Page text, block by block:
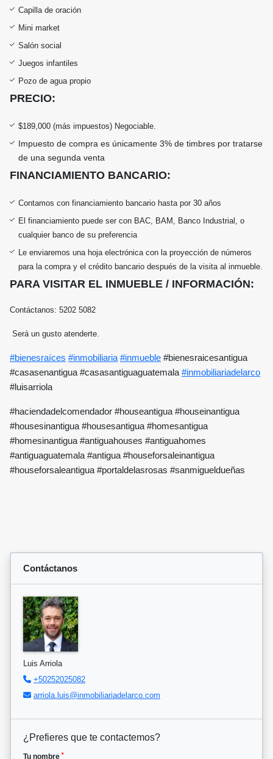
Capilla de oración
Mini market
Salón social
Juegos infantiles
Pozo de agua propio
PRECIO:
$189,000 (más impuestos) Negociable.
Impuesto de compra es únicamente 3% de timbres por tratarse
de una segunda venta
FINANCIAMIENTO BANCARIO:
Contamos con financiamiento bancario hasta por 30 años
El financiamiento puede ser con BAC, BAM, Banco Industrial, o
cualquier banco de su preferencia
Le enviaremos una hoja electrónica con la proyección de números
para la compra y el crédito bancario después de la visita al inmueble.
PARA VISITAR EL INMUEBLE / INFORMACIÓN:
Contáctanos: 5202 5082
Será un gusto atenderte.
#bienesraíces #inmobiliaria #inmueble #bienesraicesantigua
#casasenantigua #casasantiguaguatemala #inmobiliariadelarco
#luisarriola
#haciendadelcomendador #houseantigua #houseinantigua
#housesinantigua #housesantigua #homesantigua
#homesinantigua #antiguahouses #antiguahomes
#antiguaguatemala #antigua #houseforsaleinantigua
#houseforsaleantigua #portaldelasrosas #sanmigueldueñas
Contáctanos
Luis Arriola
+50252025082
arriola.luis@inmobiliariadelarco.com
¿Prefieres que te contactemos?
Tu nombre *